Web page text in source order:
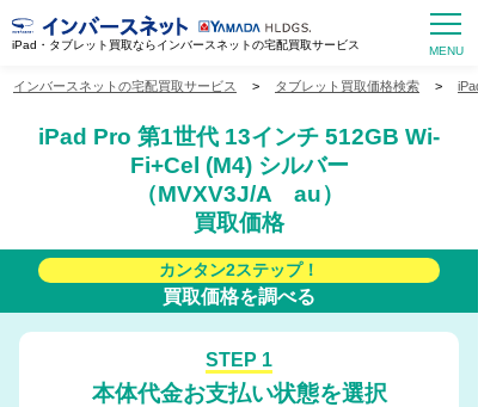
iPad・タブレット買取ならインバースネットの宅配買取サービス
インバースネットの宅配買取サービス > タブレット買取価格検索 >
iPad Pro 第1世代 13インチ 512GB Wi-
Fi+Cel (M4) シルバー
（MVXV3J/A au）
買取価格
カンタン2ステップ！
買取価格を調べる
STEP 1
本体代金お支払い状態を選択